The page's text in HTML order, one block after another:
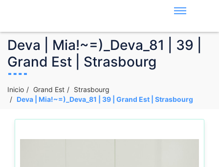
Deva | Mia!~=)_Deva_81 | 39 |
Grand Est | Strasbourg
Inicio Grand Est
Strasbourg
Deva | Mia!~=)_Deva_81 | 39 | Grand Est | Strasbourg